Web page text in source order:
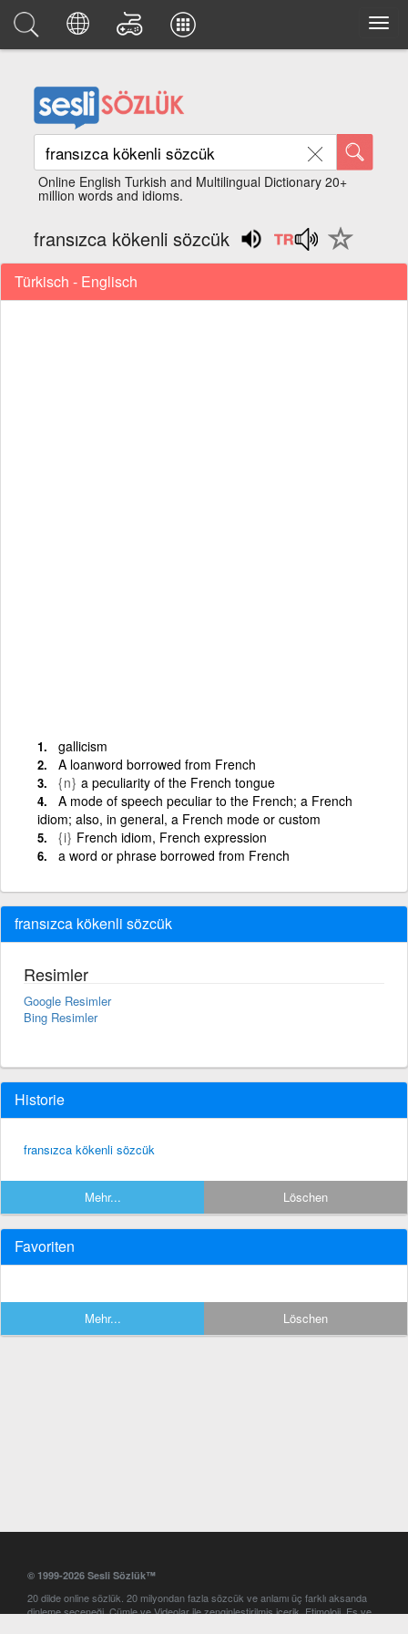
Online English Turkish and Multilingual Dictionary 20+
million words and idioms.
fransızca kökenli sözcük
Türkisch - Englisch
gallicism
A loanword borrowed from French
{n} a peculiarity of the French tongue
A mode of speech peculiar to the French; a French
idiom; also, in general, a French mode or custom
{i} French idiom, French expression
a word or phrase borrowed from French
fransızca kökenli sözcük
Resimler
Google Resimler
Bing Resimler
Historie
fransızca kökenli sözcük
Mehr... Löschen
Favoriten
Mehr... Löschen
© 1999-2026 Sesli Sözlük™
20 dilde online sözlük. 20 milyondan fazla sözcük ve anlamı üç farklı aksanda
dinleme seçeneği. Cümle ve Videolar ile zenginleştirilmiş içerik. Etimoloji, Eş ve